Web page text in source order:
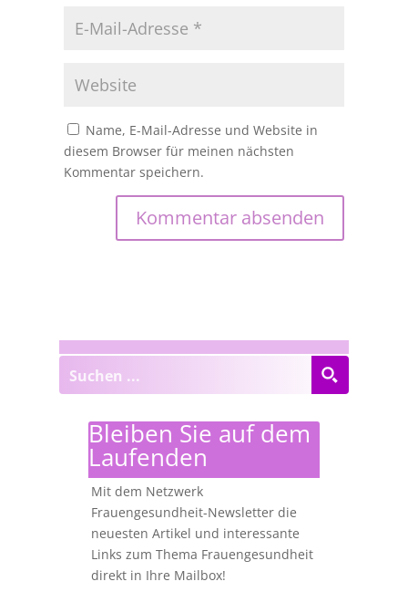
Name, E-Mail-Adresse und Website in
diesem Browser für meinen nächsten
Kommentar speichern.
Bleiben Sie auf dem
Laufenden
Mit dem Netzwerk
Frauengesundheit-Newsletter die
neuesten Artikel und interessante
Links zum Thema Frauengesundheit
direkt in Ihre Mailbox!